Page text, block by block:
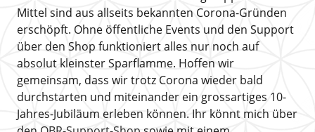
Mittel sind aus allseits bekannten Corona-Gründen
erschöpft. Ohne öffentliche Events und den Support
über den Shop funktioniert alles nur noch auf
absolut kleinster Sparflamme. Hoffen wir
gemeinsam, dass wir trotz Corona wieder bald
durchstarten und miteinander ein grossartiges 10-
Jahres-Jubiläum erleben können. Ihr könnt mich über